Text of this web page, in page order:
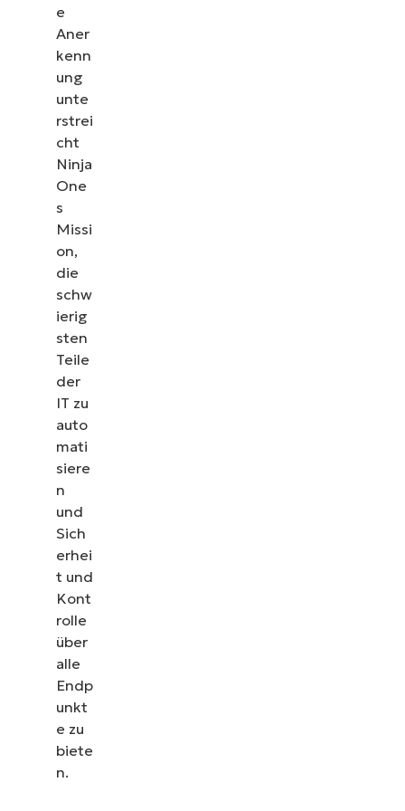
e
Aner
kenn
ung
unte
rstrei
cht
Ninja
One
s
Missi
on,
die
schw
ierig
sten
Teile
der
IT zu
auto
mati
siere
n
und
Sich
erhei
t und
Kont
rolle
über
alle
Endp
unkt
e zu
biete
n.